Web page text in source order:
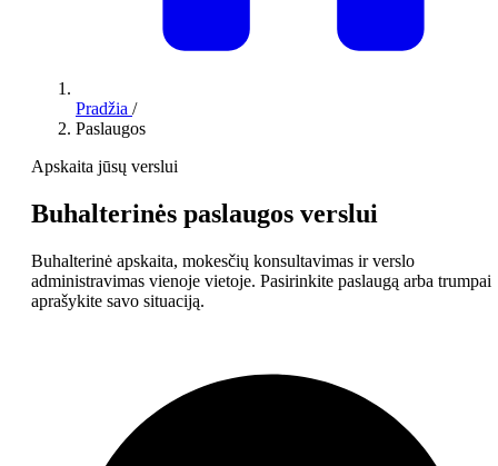
Pradžia /
Paslaugos
Apskaita jūsų verslui
Buhalterinės paslaugos verslui
Buhalterinė apskaita, mokesčių konsultavimas ir verslo
administravimas vienoje vietoje. Pasirinkite paslaugą arba trumpai
aprašykite savo situaciją.